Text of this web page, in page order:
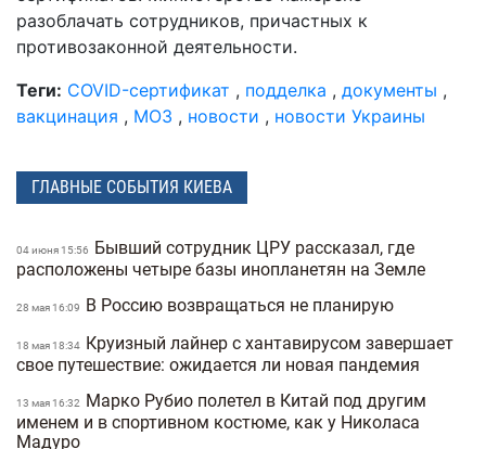
разоблачать сотрудников, причастных к
противозаконной деятельности.
Теги: COVID-сертификат , подделка , документы ,
вакцинация , МОЗ , новости , новости Украины
ГЛАВНЫЕ СОБЫТИЯ КИЕВА
04 июня 15:56
Бывший сотрудник ЦРУ рассказал, где
расположены четыре базы инопланетян на Земле
28 мая 16:09 В Россию возвращаться не планирую
18 мая 18:34 Круизный лайнер с хантавирусом завершает
свое путешествие: ожидается ли новая пандемия
13 мая 16:32
Марко Рубио полетел в Китай под другим
именем и в спортивном костюме, как у Николаса
Мадуро